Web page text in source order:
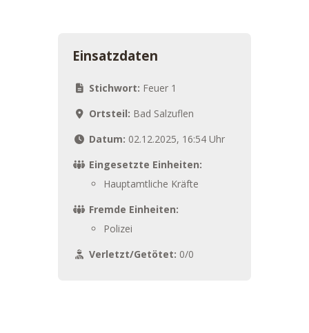
Einsatzdaten
Stichwort: Feuer 1
Ortsteil: Bad Salzuflen
Datum: 02.12.2025, 16:54 Uhr
Eingesetzte Einheiten:
Hauptamtliche Kräfte
Fremde Einheiten:
Polizei
Verletzt/Getötet: 0/0